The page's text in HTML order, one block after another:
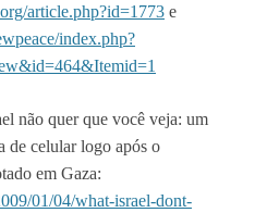
article.php?id=1773 e
index.php?
não quer que você veja: um
de celular logo após o
em Gaza:
01/04/what-israel-dont-